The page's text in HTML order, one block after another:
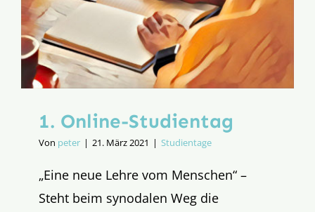
1. Online-Studientag
Von peter | 21. März 2021 | Studientage
„Eine neue Lehre vom Menschen“ –
Steht beim synodalen Weg die